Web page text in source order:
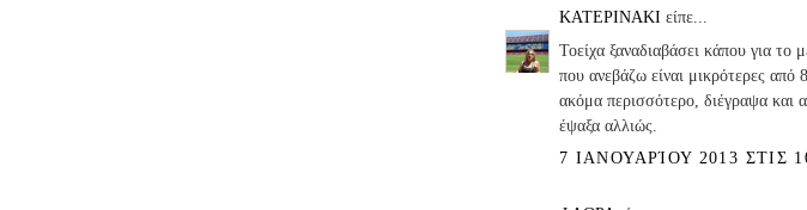
ΚΑΤΕΡΙΝΑΚΙ είπε...
Τοείχα ξαναδιαβάσει κάπου για
που ανεβάζω είναι μικρότερες από
ακόμα περισσότερο, διέγραψα και
έψαξα αλλιώς.
7 ΙΑΝΟΥΑΡΊΟΥ 2013 ΣΤΙΣ